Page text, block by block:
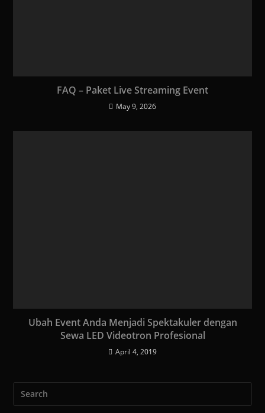
FAQ – Paket Live Streaming Event
May 9, 2026
Ubah Event Anda Menjadi Spektakuler dengan
Sewa LED Videotron Profesional
April 4, 2019